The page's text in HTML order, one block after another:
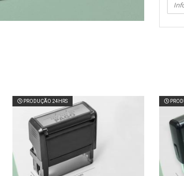
PRODUÇÃO 24HRS